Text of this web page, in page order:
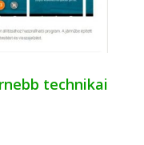
technikai